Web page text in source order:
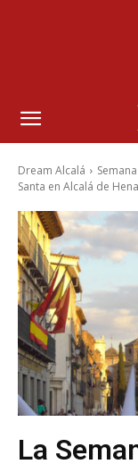
Dream Alcalá
Santa en Alcalá de
La